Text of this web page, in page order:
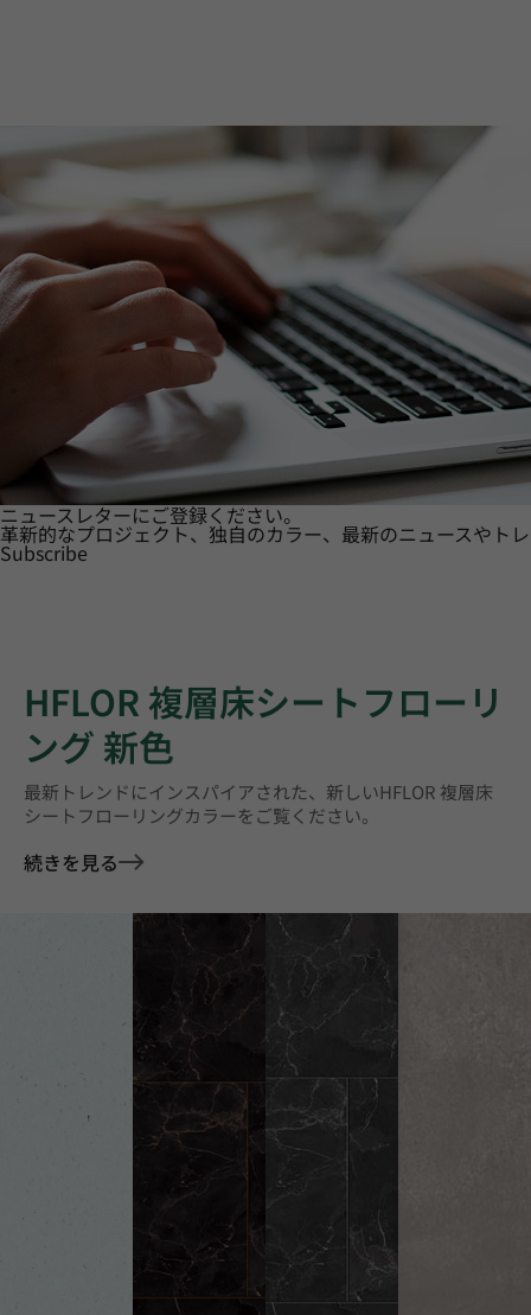
ニュースレターにご登録ください。
革新的なプロジェクト、独自のカラー、最新のニュースやト
Subscribe
HFLOR 複層床シートフローリ
ング 新色
最新トレンドにインスパイアされた、新しいHFLOR 複層床
シートフローリングカラーをご覧ください。
続きを見る